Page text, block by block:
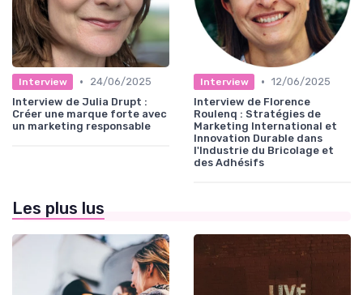
Interview •
24/06/2025
Interview de Julia Drupt :
Créer une marque forte avec
un marketing responsable
Interview • 12/06/2025
Interview de Florence
Roulenq : Stratégies de
Marketing International et
Innovation Durable dans
l'Industrie du Bricolage et
des Adhésifs
Les plus lus